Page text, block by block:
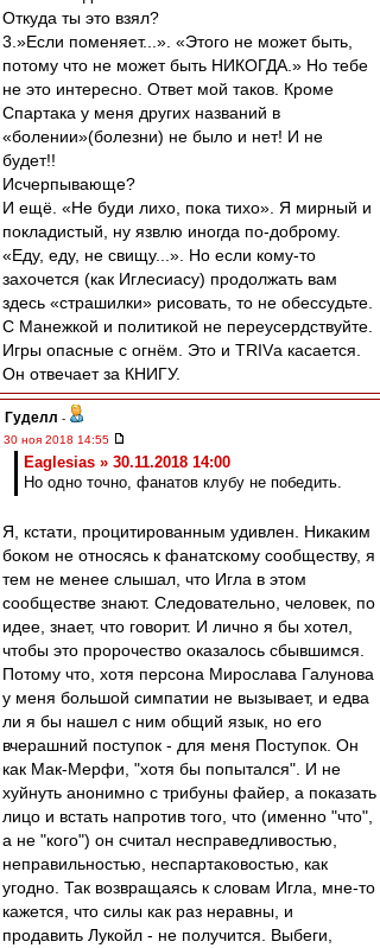
Откуда ты это взял?
3.»Если поменяет...». «Этого не может быть,
потому что не может быть НИКОГДА.» Но тебе
не это интересно. Ответ мой таков. Кроме
Спартака у меня других названий в
«болении»(болезни) не было и нет! И не
будет!!
Исчерпывающе?
И ещё. «Не буди лихо, пока тихо». Я мирный и
покладистый, ну язвлю иногда по-доброму.
«Еду, еду, не свищу...». Но если кому-то
захочется (как Иглесиасу) продолжать вам
здесь «страшилки» рисовать, то не обессудьте.
С Манежкой и политикой не переусердствуйте.
Игры опасные с огнём. Это и TRIVа касается.
Он отвечает за КНИГУ.
Гуделл -
30 ноя 2018 14:55
Eaglesias » 30.11.2018 14:00
Но одно точно, фанатов клубу не победить.
Я, кстати, процитированным удивлен. Никаким
боком не относясь к фанатскому сообществу, я
тем не менее слышал, что Игла в этом
сообществе знают. Следовательно, человек, по
идее, знает, что говорит. И лично я бы хотел,
чтобы это пророчество оказалось сбывшимся.
Потому что, хотя персона Мирослава Галунова
у меня большой симпатии не вызывает, и едва
ли я бы нашел с ним общий язык, но его
вчерашний поступок - для меня Поступок. Он
как Мак-Мерфи, "хотя бы попытался". И не
хуйнуть анонимно с трибуны файер, а показать
лицо и встать напротив того, что (именно "что",
а не "кого") он считал несправедливостью,
неправильностью, неспартаковостью, как
угодно. Так возвращаясь к словам Игла, мне-то
кажется, что силы как раз неравны, и
продавить Лукойл - не получится. Выбеги,